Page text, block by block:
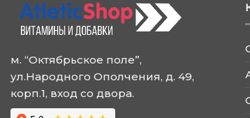
можно
выбрать
на
товара.
м. “Октябрьское поле”,
ул.Народного Ополчения, д. 49,
корп.1, вход со двора.